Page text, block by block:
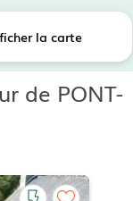
de PONT-
la carte